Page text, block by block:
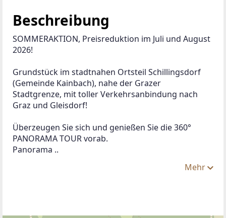
Beschreibung
SOMMERAKTION, Preisreduktion im Juli und August
2026!
Grundstück im stadtnahen Ortsteil Schillingsdorf
(Gemeinde Kainbach), nahe der Grazer
Stadtgrenze, mit toller Verkehrsanbindung nach
Graz und Gleisdorf!
Überzeugen Sie sich und genießen Sie die 360°
PANORAMA TOUR vorab.
Panorama ..
Mehr